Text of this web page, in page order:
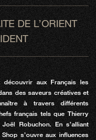
DE L’ORIENT
aux Français les
des saveurs créatives et
à travers différents
français tels que Thierry
Robuchon. En s’alliant
s’ouvre aux influences